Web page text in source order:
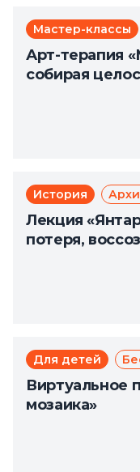
Мастер-классы
Арт-терапия
собирая
История
Лекция
потеря,
Для детей
Виртуальное
мозаика»